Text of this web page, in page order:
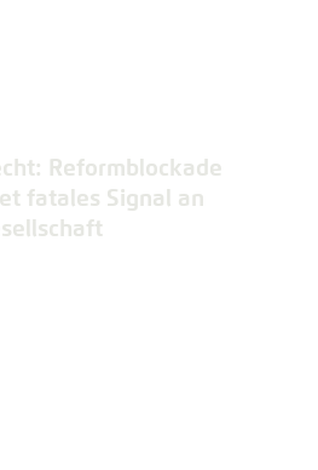
Reformblockade
fatales Signal an